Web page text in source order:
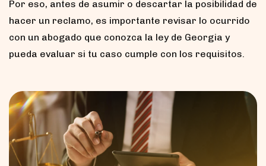
Por eso, antes de asumir o descartar la posibilidad de
hacer un reclamo, es importante revisar lo ocurrido
con un abogado que conozca la ley de Georgia y
pueda evaluar si tu caso cumple con los requisitos.